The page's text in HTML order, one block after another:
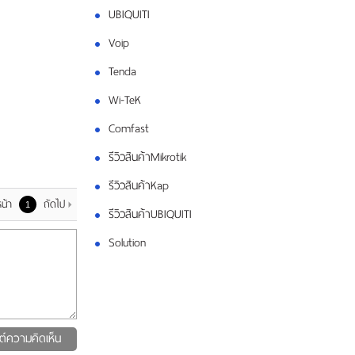
า 1 ถัดไป
ความคิดเห็น
UBIQUITI
Voip
Tenda
Wi-TeK
Comfast
รีวิวสินค้าMikrotik
รีวิวสินค้าKap
รีวิวสินค้าUBIQUITI
Solution